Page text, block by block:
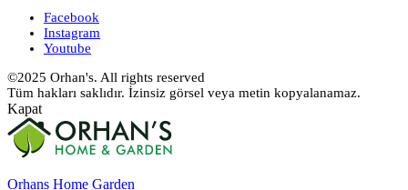
Facebook
Instagram
Youtube
©2025 Orhan's. All rights reserved
Tüm hakları saklıdır. İzinsiz görsel veya metin kopyalanamaz.
Kapat
Orhans Home Garden